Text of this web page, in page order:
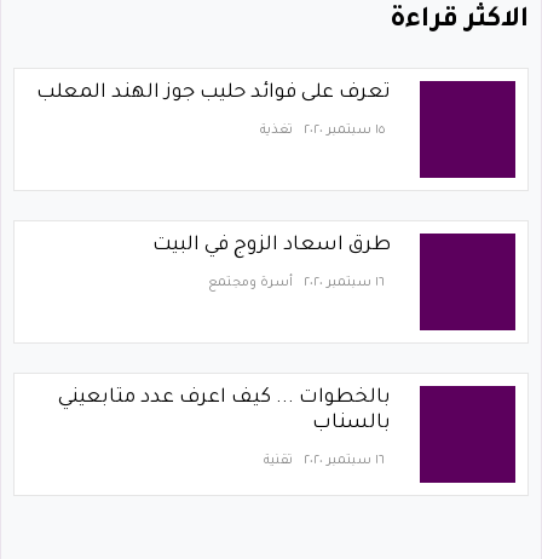
الاكثر قراءة
تعرف على فوائد حليب جوز الهند المعلب
١٥ سبتمبر ٢٠٢٠ تغذية
طرق اسعاد الزوج في البيت
١٦ سبتمبر ٢٠٢٠ أسرة ومجتمع
بالخطوات ... كيف اعرف عدد متابعيني
بالسناب
١٦ سبتمبر ٢٠٢٠ تقنية